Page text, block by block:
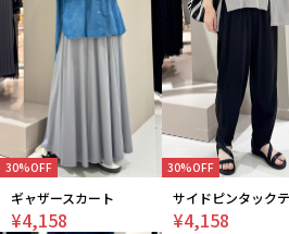
30%OFF
ギャザースカート
¥4,158
30%OFF
¥4,158